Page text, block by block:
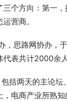
个方向：第一
营商。
思路网协办，
表共计2000余人
括两天的主论
电商产业所熟